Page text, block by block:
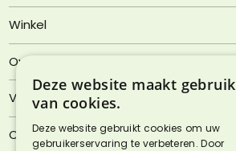
Winkel
Over Lentjheuvel
Veelgestelde vragen
Contact
Deze website maakt gebruik
van cookies.
Deze website gebruikt cookies om uw
gebruikerservaring te verbeteren. Door